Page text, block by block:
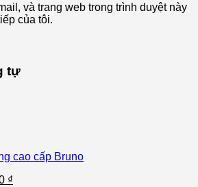
và trang web trong trình duyệt này
của tôi.
tự
cao cấp Bruno
₫